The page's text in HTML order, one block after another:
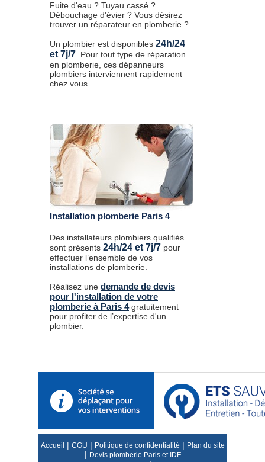
Fuite d'eau ? Tuyau cassé ?
Débouchage d'évier ? Vous désirez
trouver un réparateur en plomberie ?
Un plombier est disponibles 24h/24
et 7j/7 . Pour tout type de réparation
en plomberie, ces dépanneurs
plombiers interviennent rapidement
chez vous.
Installation plomberie Paris 4
Des installateurs plombiers qualifiés
sont présents 24h/24 et 7j/7 pour
effectuer l’ensemble de vos
installations de plomberie.
Réalisez une demande de devis
pour l'installation de votre
plomberie à Paris 4gratuitement
pour profiter de l’expertise d'un
plombier.
Accueil | CGU | Politique de confidentialité | Plan du site
| Devis plomberie Paris et IDF